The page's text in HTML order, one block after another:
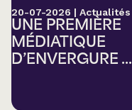
20-07-2026 | Actualités
UNE PREMIÈRE
MÉDIATIQUE
D’ENVERGURE ...